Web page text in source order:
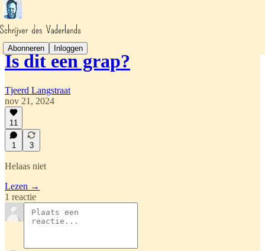
Abonneren Inloggen
Is dit een grap?
Tjeerd Langstraat
nov 21, 2024
11
1 3
Helaas niet
Lezen →
1 reactie